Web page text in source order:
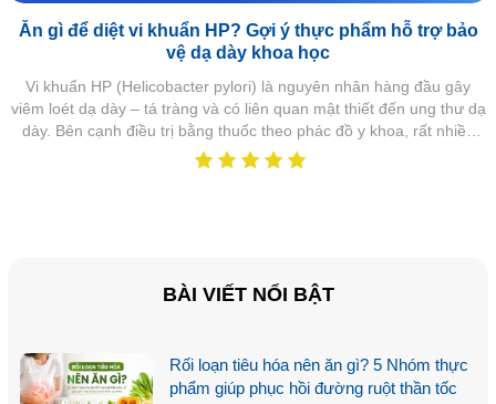
Ăn gì để diệt vi khuẩn HP? Gợi ý thực phẩm hỗ trợ bảo
vệ dạ dày khoa học
Vi khuẩn HP (Helicobacter pylori) là nguyên nhân hàng đầu gây
viêm loét dạ dày – tá tràng và có liên quan mật thiết đến ung thư dạ
dày. Bên cạnh điều trị bằng thuốc theo phác đồ y khoa, rất nhiều
người bệnh quan tâm đến vấn đề ăn gì để diệt vi khuẩn HP, liệu chế
độ ăn uống có giúp giảm HP, hỗ trợ điều trị và hạn chế tái nhiễm hay
BÀI VIẾT NỔI BẬT
Rối loạn tiêu hóa nên ăn gì? 5 Nhóm thực
phẩm giúp phục hồi đường ruột thần tốc